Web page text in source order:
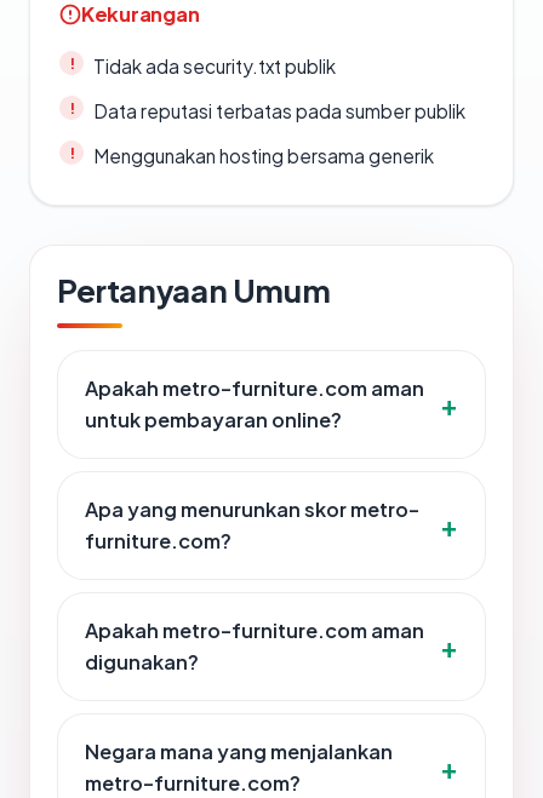
Kekurangan
Tidak ada security.txt publik
Data reputasi terbatas pada sumber publik
Menggunakan hosting bersama generik
Pertanyaan Umum
Apakah metro-furniture.com aman
untuk pembayaran online?
Apa yang menurunkan skor metro-
furniture.com?
Apakah metro-furniture.com aman
digunakan?
Negara mana yang menjalankan
metro-furniture.com?